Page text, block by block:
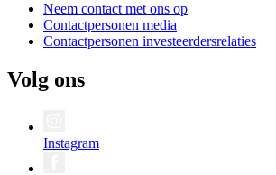
Neem contact met ons op
Contactpersonen media
Contactpersonen investeerdersrelaties
Volg ons
Instagram